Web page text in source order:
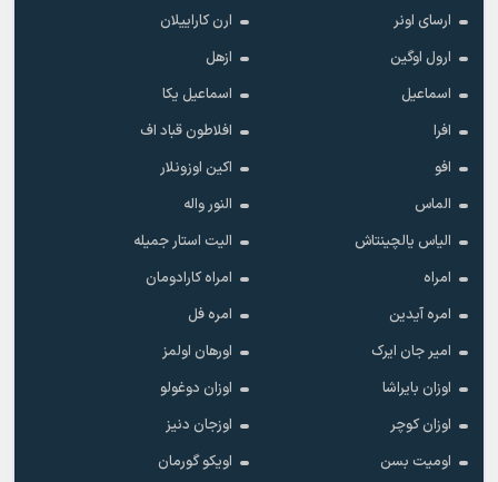
ارسای اونر
ارن کاراییلان
ارول اوگین
ازهل
اسماعیل
اسماعیل یکا
افرا
افلاطون قباد اف
افو
اکین اوزونلار
الماس
النور واله
الیاس یالچینتاش
الیت استار جمیله
امراه
امراه کارادومان
امره آیدین
امره فل
امیر جان ایرک
اورهان اولمز
اوزان بایراشا
اوزان دوغولو
اوزان کوچر
اوزجان دنیز
اومیت بسن
اویکو گورمان